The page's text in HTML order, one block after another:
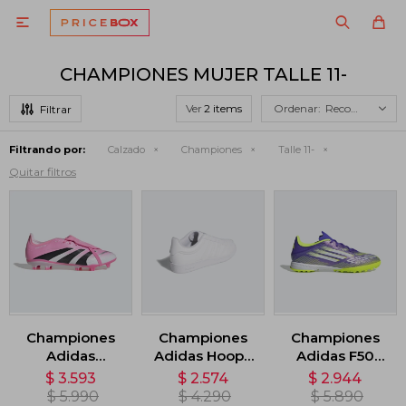

CHAMPIONES MUJER TALLE 11-
Ver Recomendados
Filtrando por: Calzado Championes Talle 11-
Quitar filtros
Championes
Adidas
Predator
League
$ 3.593
$ 5.990
Championes
Adidas Hoops
4.0 - Blanco
$ 2.574
$ 4.290
Championes
Adidas F50
League Turf
Cleats - Violeta
$ 2.944
$ 5.890